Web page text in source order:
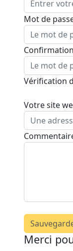
Mot de
Vérification
Votre site
Merci